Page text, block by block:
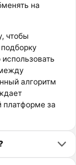
на
чтобы
алгоритм
платформе за